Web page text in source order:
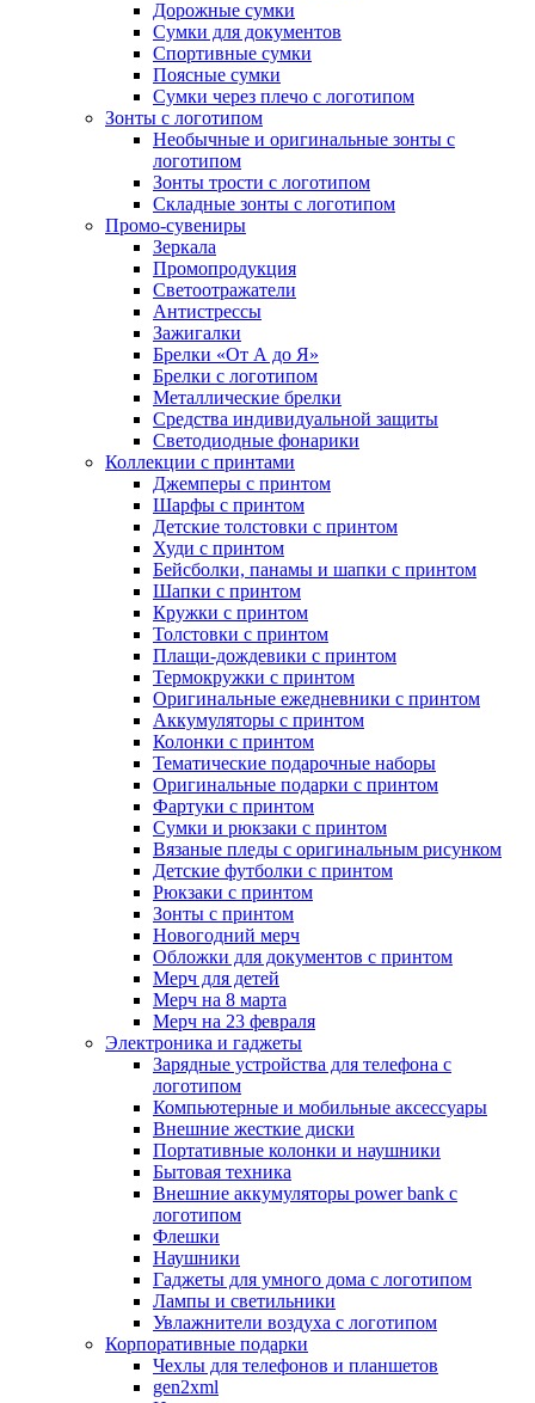
Дорожные сумки
Сумки для документов
Спортивные сумки
Поясные сумки
Сумки через плечо с логотипом
Зонты с логотипом
Необычные и оригинальные зонты с
логотипом
Зонты трости с логотипом
Складные зонты с логотипом
Промо-сувениры
Зеркала
Промопродукция
Светоотражатели
Антистрессы
Зажигалки
Брелки «От А до Я»
Брелки с логотипом
Металлические брелки
Средства индивидуальной защиты
Светодиодные фонарики
Коллекции с принтами
Джемперы с принтом
Шарфы с принтом
Детские толстовки с принтом
Худи с принтом
Бейсболки, панамы и шапки с принтом
Шапки с принтом
Кружки с принтом
Толстовки с принтом
Плащи-дождевики с принтом
Термокружки с принтом
Оригинальные ежедневники с принтом
Аккумуляторы с принтом
Колонки с принтом
Тематические подарочные наборы
Оригинальные подарки с принтом
Фартуки с принтом
Сумки и рюкзаки с принтом
Вязаные пледы с оригинальным рисунком
Детские футболки с принтом
Рюкзаки с принтом
Зонты с принтом
Новогодний мерч
Обложки для документов с принтом
Мерч для детей
Мерч на 8 марта
Мерч на 23 февраля
Электроника и гаджеты
Зарядные устройства для телефона с
логотипом
Компьютерные и мобильные аксессуары
Внешние жесткие диски
Портативные колонки и наушники
Бытовая техника
Внешние аккумуляторы power bank с
логотипом
Флешки
Наушники
Гаджеты для умного дома с логотипом
Лампы и светильники
Увлажнители воздуха с логотипом
Корпоративные подарки
Чехлы для телефонов и планшетов
gen2xml